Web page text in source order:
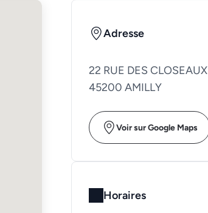
Adresse
22 RUE DES CLOSEAUX
45200 AMILLY
Voir sur Google Maps
Horaires